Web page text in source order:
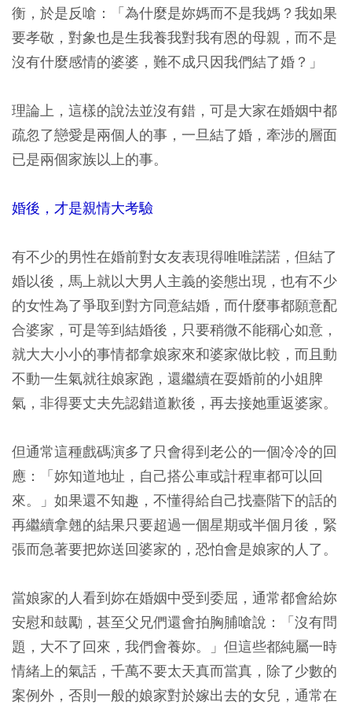
衡，於是反嗆：「為什麼是妳媽而不是我媽？我如果
要孝敬，對象也是生我養我對我有恩的母親，而不是
沒有什麼感情的婆婆，難不成只因我們結了婚？」
理論上，這樣的說法並沒有錯，可是大家在婚姻中都
疏忽了戀愛是兩個人的事，一旦結了婚，牽涉的層面
已是兩個家族以上的事。
婚後，才是親情大考驗
有不少的男性在婚前對女友表現得唯唯諾諾，但結了
婚以後，馬上就以大男人主義的姿態出現，也有不少
的女性為了爭取到對方同意結婚，而什麼事都願意配
合婆家，可是等到結婚後，只要稍微不能稱心如意，
就大大小小的事情都拿娘家來和婆家做比較，而且動
不動一生氣就往娘家跑，還繼續在耍婚前的小姐脾
氣，非得要丈夫先認錯道歉後，再去接她重返婆家。
但通常這種戲碼演多了只會得到老公的一個冷冷的回
應：「妳知道地址，自己搭公車或計程車都可以回
來。」如果還不知趣，不懂得給自己找臺階下的話的
再繼續拿翹的結果只要超過一個星期或半個月後，緊
張而急著要把妳送回婆家的，恐怕會是娘家的人了。
當娘家的人看到妳在婚姻中受到委屈，通常都會給妳
安慰和鼓勵，甚至父兄們還會拍胸脯嗆說：「沒有問
題，大不了回來，我們會養妳。」但這些都純屬一時
情緒上的氣話，千萬不要太天真而當真，除了少數的
案例外，否則一般的娘家對於嫁出去的女兒，通常在